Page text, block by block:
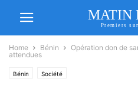
MATIN
Premiers
Home Bénin
Opération don de
attendues
Bénin Société